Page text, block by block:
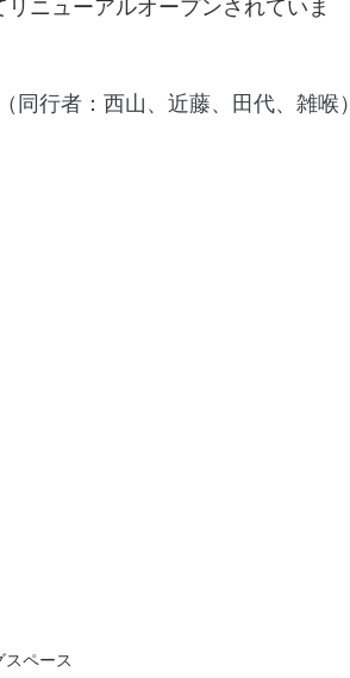
ニューアルオープンされていま
（同行者：西山、近藤、田代、雑喉）
スペース